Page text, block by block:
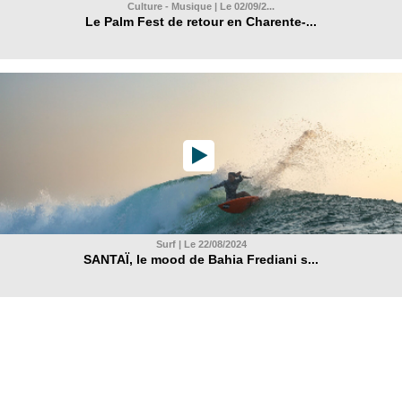
Culture - Musique | Le 02/09/2...
Le Palm Fest de retour en Charente-...
Surf | Le 22/08/2024
SANTAÏ, le mood de Bahia Frediani s...